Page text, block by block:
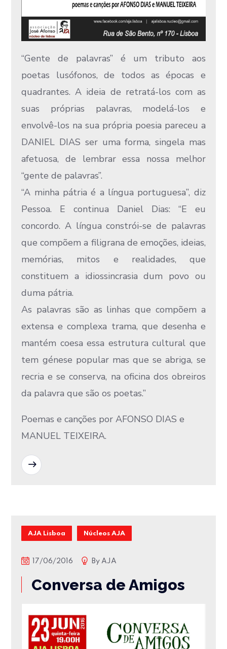
“Gente de palavras” é um tributo aos
poetas lusófonos, de todos as épocas e
quadrantes. A ideia de retratá-los com as
suas próprias palavras, modelá-los e
envolvê-los na sua própria poesia pareceu a
DANIEL DIAS ser uma forma, singela mas
afetuosa, de lembrar essa nossa melhor
“gente de palavras”.
“A minha pátria é a língua portuguesa”, diz
Pessoa. E continua Daniel Dias: “E eu
concordo. A língua constrói-se de palavras
que compõem a filigrana de emoções, ideias,
memórias, mitos e realidades, que
constituem a idiossincrasia dum povo ou
duma pátria.
As palavras são as linhas que compõem a
extensa e complexa trama, que desenha e
mantém coesa essa estrutura cultural que
tem génese popular mas que se abriga, se
recria e se conserva, na oficina dos obreiros
da palavra que são os poetas.”
Poemas e canções por AFONSO DIAS e
MANUEL TEIXEIRA.
AJA Lisboa Núcleos AJA
17/06/2016 By AJA
Conversa de Amigos